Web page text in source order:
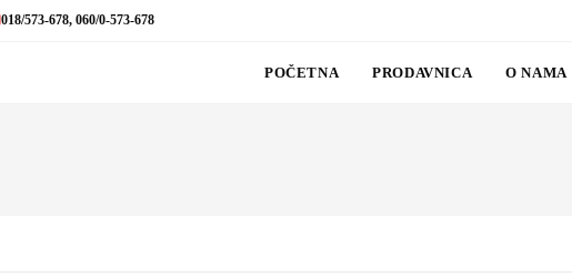
018/573-678, 060/0-573-678
POČETNA PRODAVNICA O NAMA